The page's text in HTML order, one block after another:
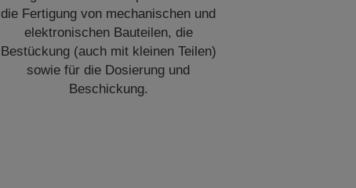
die Fertigung von mechanischen und
elektronischen Bauteilen, die
Bestückung (auch mit kleinen Teilen)
sowie für die Dosierung und
Beschickung.